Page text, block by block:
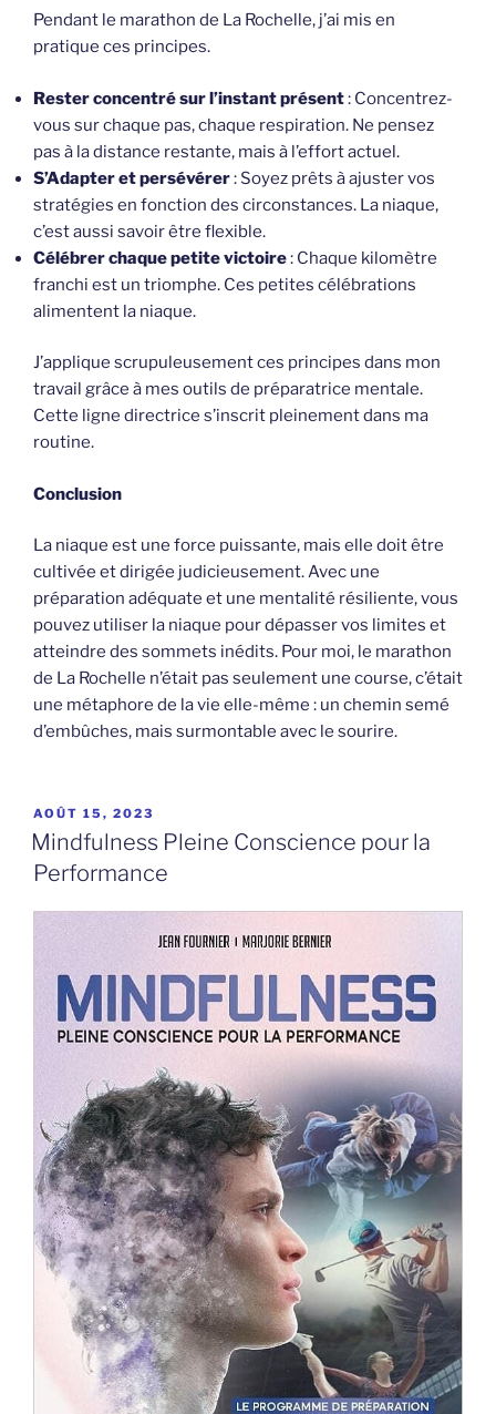
Pendant le marathon de La Rochelle, j’ai mis en
pratique ces principes.
Rester concentré sur l’instant présent: Concentrez-
vous sur chaque pas, chaque respiration. Ne pensez
pas à la distance restante, mais à l’effort actuel.
S’Adapter et persévérer: Soyez prêts à ajuster vos
stratégies en fonction des circonstances. La niaque,
c’est aussi savoir être flexible.
Célébrer chaque petite victoire: Chaque kilomètre
franchi est un triomphe. Ces petites célébrations
alimentent la niaque.
J’applique scrupuleusement ces principes dans mon
travail grâce à mes outils de préparatrice mentale.
Cette ligne directrice s’inscrit pleinement dans ma
routine.
Conclusion
La niaque est une force puissante, mais elle doit être
cultivée et dirigée judicieusement. Avec une
préparation adéquate et une mentalité résiliente, vous
pouvez utiliser la niaque pour dépasser vos limites et
atteindre des sommets inédits. Pour moi, le marathon
de La Rochelle n’était pas seulement une course, c’était
une métaphore de la vie elle-même : un chemin semé
d’embûches, mais surmontable avec le sourire.
PUBLIÉ
LE
AOÛT 15, 2023
Mindfulness Pleine Conscience pour la
Performance